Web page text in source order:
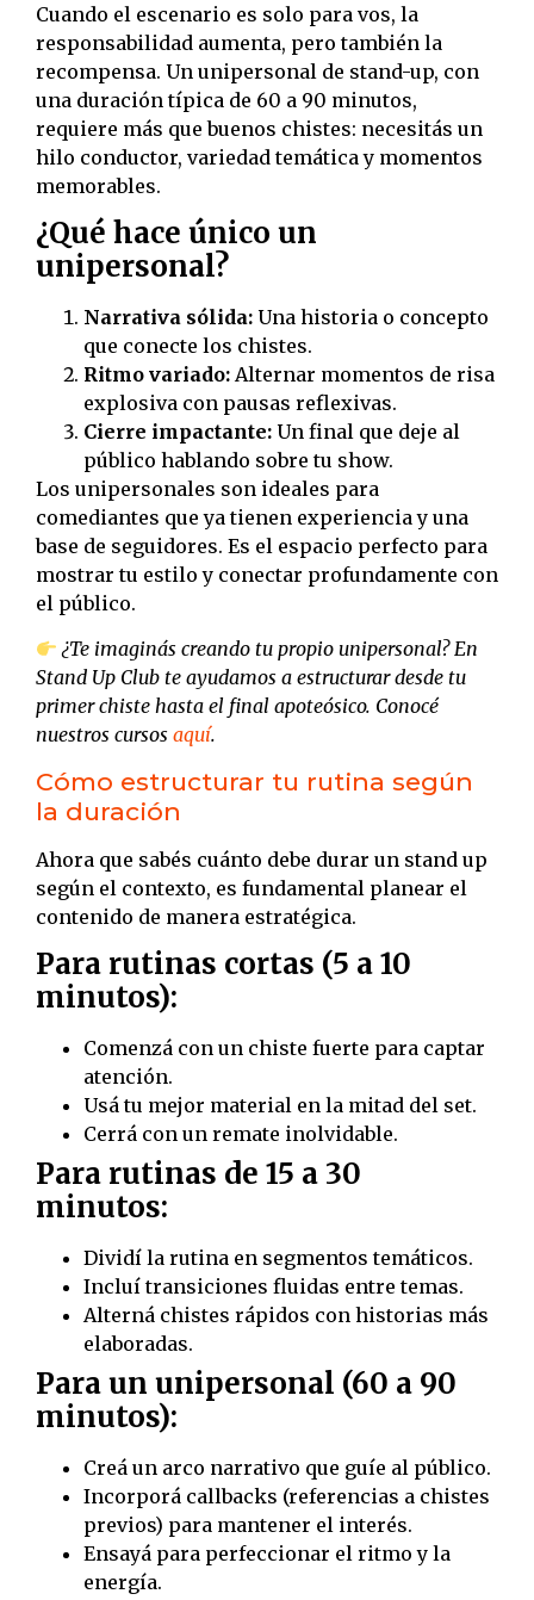
Cuando el escenario es solo para vos, la
responsabilidad aumenta, pero también la
recompensa. Un unipersonal de stand-up, con
una duración típica de 60 a 90 minutos,
requiere más que buenos chistes: necesitás un
hilo conductor, variedad temática y momentos
memorables.
¿Qué hace único un
unipersonal?
Narrativa sólida: Una historia o concepto
que conecte los chistes.
Ritmo variado: Alternar momentos de risa
explosiva con pausas reflexivas.
Cierre impactante: Un final que deje al
público hablando sobre tu show.
Los unipersonales son ideales para
comediantes que ya tienen experiencia y una
base de seguidores. Es el espacio perfecto para
mostrar tu estilo y conectar profundamente con
el público.
¿Te imaginás creando tu propio unipersonal? En
Stand Up Club te ayudamos a estructurar desde tu
primer chiste hasta el final apoteósico. Conocé
nuestros cursos aquí.
Cómo estructurar tu rutina según
la duración
Ahora que sabés cuánto debe durar un stand up
según el contexto, es fundamental planear el
contenido de manera estratégica.
Para rutinas cortas (5 a 10
minutos):
Comenzá con un chiste fuerte para captar
atención.
Usá tu mejor material en la mitad del set.
Cerrá con un remate inolvidable.
Para rutinas de 15 a 30
minutos:
Dividí la rutina en segmentos temáticos.
Incluí transiciones fluidas entre temas.
Alterná chistes rápidos con historias más
elaboradas.
Para un unipersonal (60 a 90
minutos):
Creá un arco narrativo que guíe al público.
Incorporá callbacks (referencias a chistes
previos) para mantener el interés.
Ensayá para perfeccionar el ritmo y la
energía.